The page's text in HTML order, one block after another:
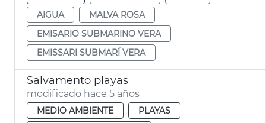
AIGUA
MALVA ROSA
EMISARIO SUBMARINO VERA
EMISSARI SUBMARÍ VERA
Salvamento playas
modificado hace 5 años
MEDIO AMBIENTE
PLAYAS